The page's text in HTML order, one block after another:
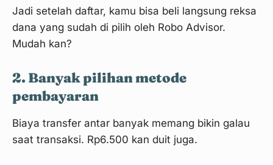
Jadi setelah daftar, kamu bisa beli langsung reksa
dana yang sudah di pilih oleh Robo Advisor.
Mudah kan?
2. Banyak pilihan metode
pembayaran
Biaya transfer antar banyak memang bikin galau
saat transaksi. Rp6.500 kan duit juga.